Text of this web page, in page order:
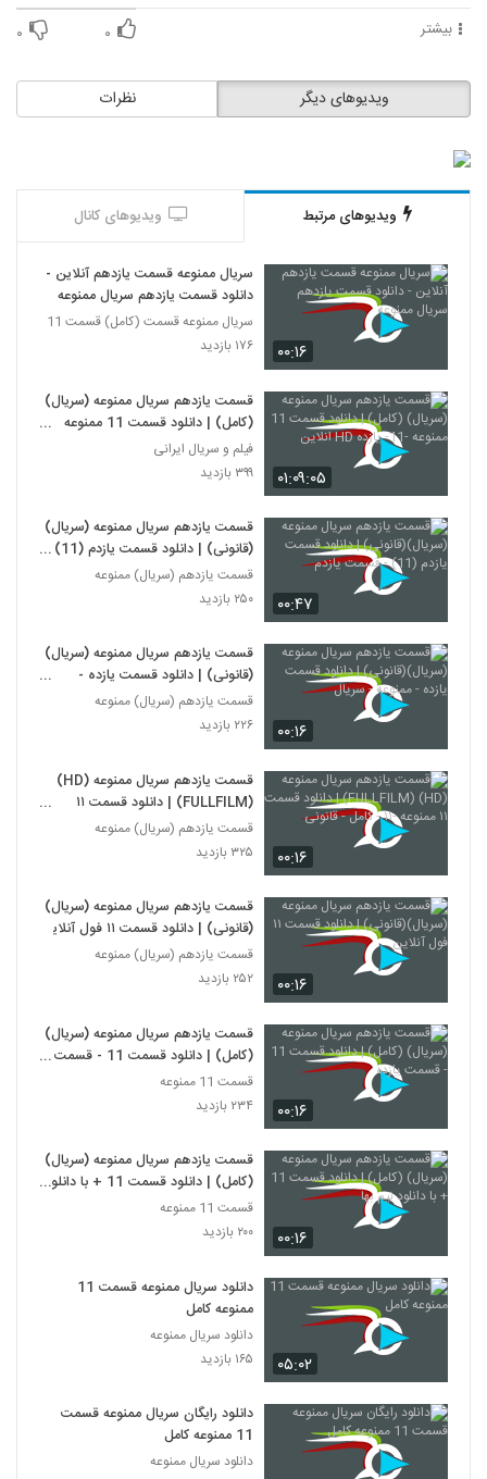
بیشتر ۰ ۰
نظرات ویدیوهای دیگر
ویدیوهای مرتبط ویدیوهای کانال
۰۰:۱۶
سریال ممنوعه قسمت یازدهم آنلاین -
دانلود قسمت یازدهم سریال ممنوعه
سریال ممنوعه قسمت (کامل) قسمت 11
۱۷۶ بازدید
۰۱:۰۹:۰۵
قسمت یازدهم سریال ممنوعه (سریال)
(کامل) | دانلود قسمت 11 ممنوعه
-11- یازده HD انلاین
فیلم و سریال ایرانی
۳۹۹ بازدید
۰۰:۴۷
قسمت یازدهم سریال ممنوعه (سریال)
(قانونی) | دانلود قسمت یازدم (11) -
قسمت یازدم
قسمت یازدهم (سریال) ممنوعه
۲۵۰ بازدید
۰۰:۱۶
قسمت یازدهم سریال ممنوعه (سریال)
(قانونی) | دانلود قسمت یازده -
ممنوعه - سریال
قسمت یازدهم (سریال) ممنوعه
۲۲۶ بازدید
۰۰:۱۶
قسمت یازدهم سریال ممنوعه (HD)
(FULLFILM) | دانلود قسمت ۱۱
ممنوعه -۱۱ - کامل - قانونی
قسمت یازدهم (سریال) ممنوعه
۳۲۵ بازدید
۰۰:۱۶
قسمت یازدهم سریال ممنوعه (سریال)
(قانونی) | دانلود قسمت ۱۱ فول آنلاین
قسمت یازدهم (سریال) ممنوعه
۲۵۲ بازدید
۰۰:۱۶
قسمت یازدهم سریال ممنوعه (سریال)
(کامل) | دانلود قسمت 11 - قسمت
یازده
قسمت 11 ممنوعه
۲۳۴ بازدید
۰۰:۱۶
قسمت یازدهم سریال ممنوعه (سریال)
(کامل) | دانلود قسمت 11 + با دانلود
نیم بها
قسمت 11 ممنوعه
۲۰۰ بازدید
۰۵:۰۲
دانلود سریال ممنوعه قسمت 11
ممنوعه کامل
دانلود سریال ممنوعه
۱۶۵ بازدید
دانلود رایگان سریال ممنوعه قسمت
11 ممنوعه کامل
دانلود سریال ممنوعه